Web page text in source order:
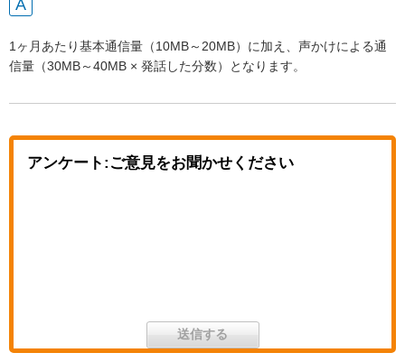
1ヶ月あたり基本通信量（10MB～20MB）に加え、声かけによる通
信量（30MB～40MB × 発話した分数）となります。
アンケート:ご意見をお聞かせください